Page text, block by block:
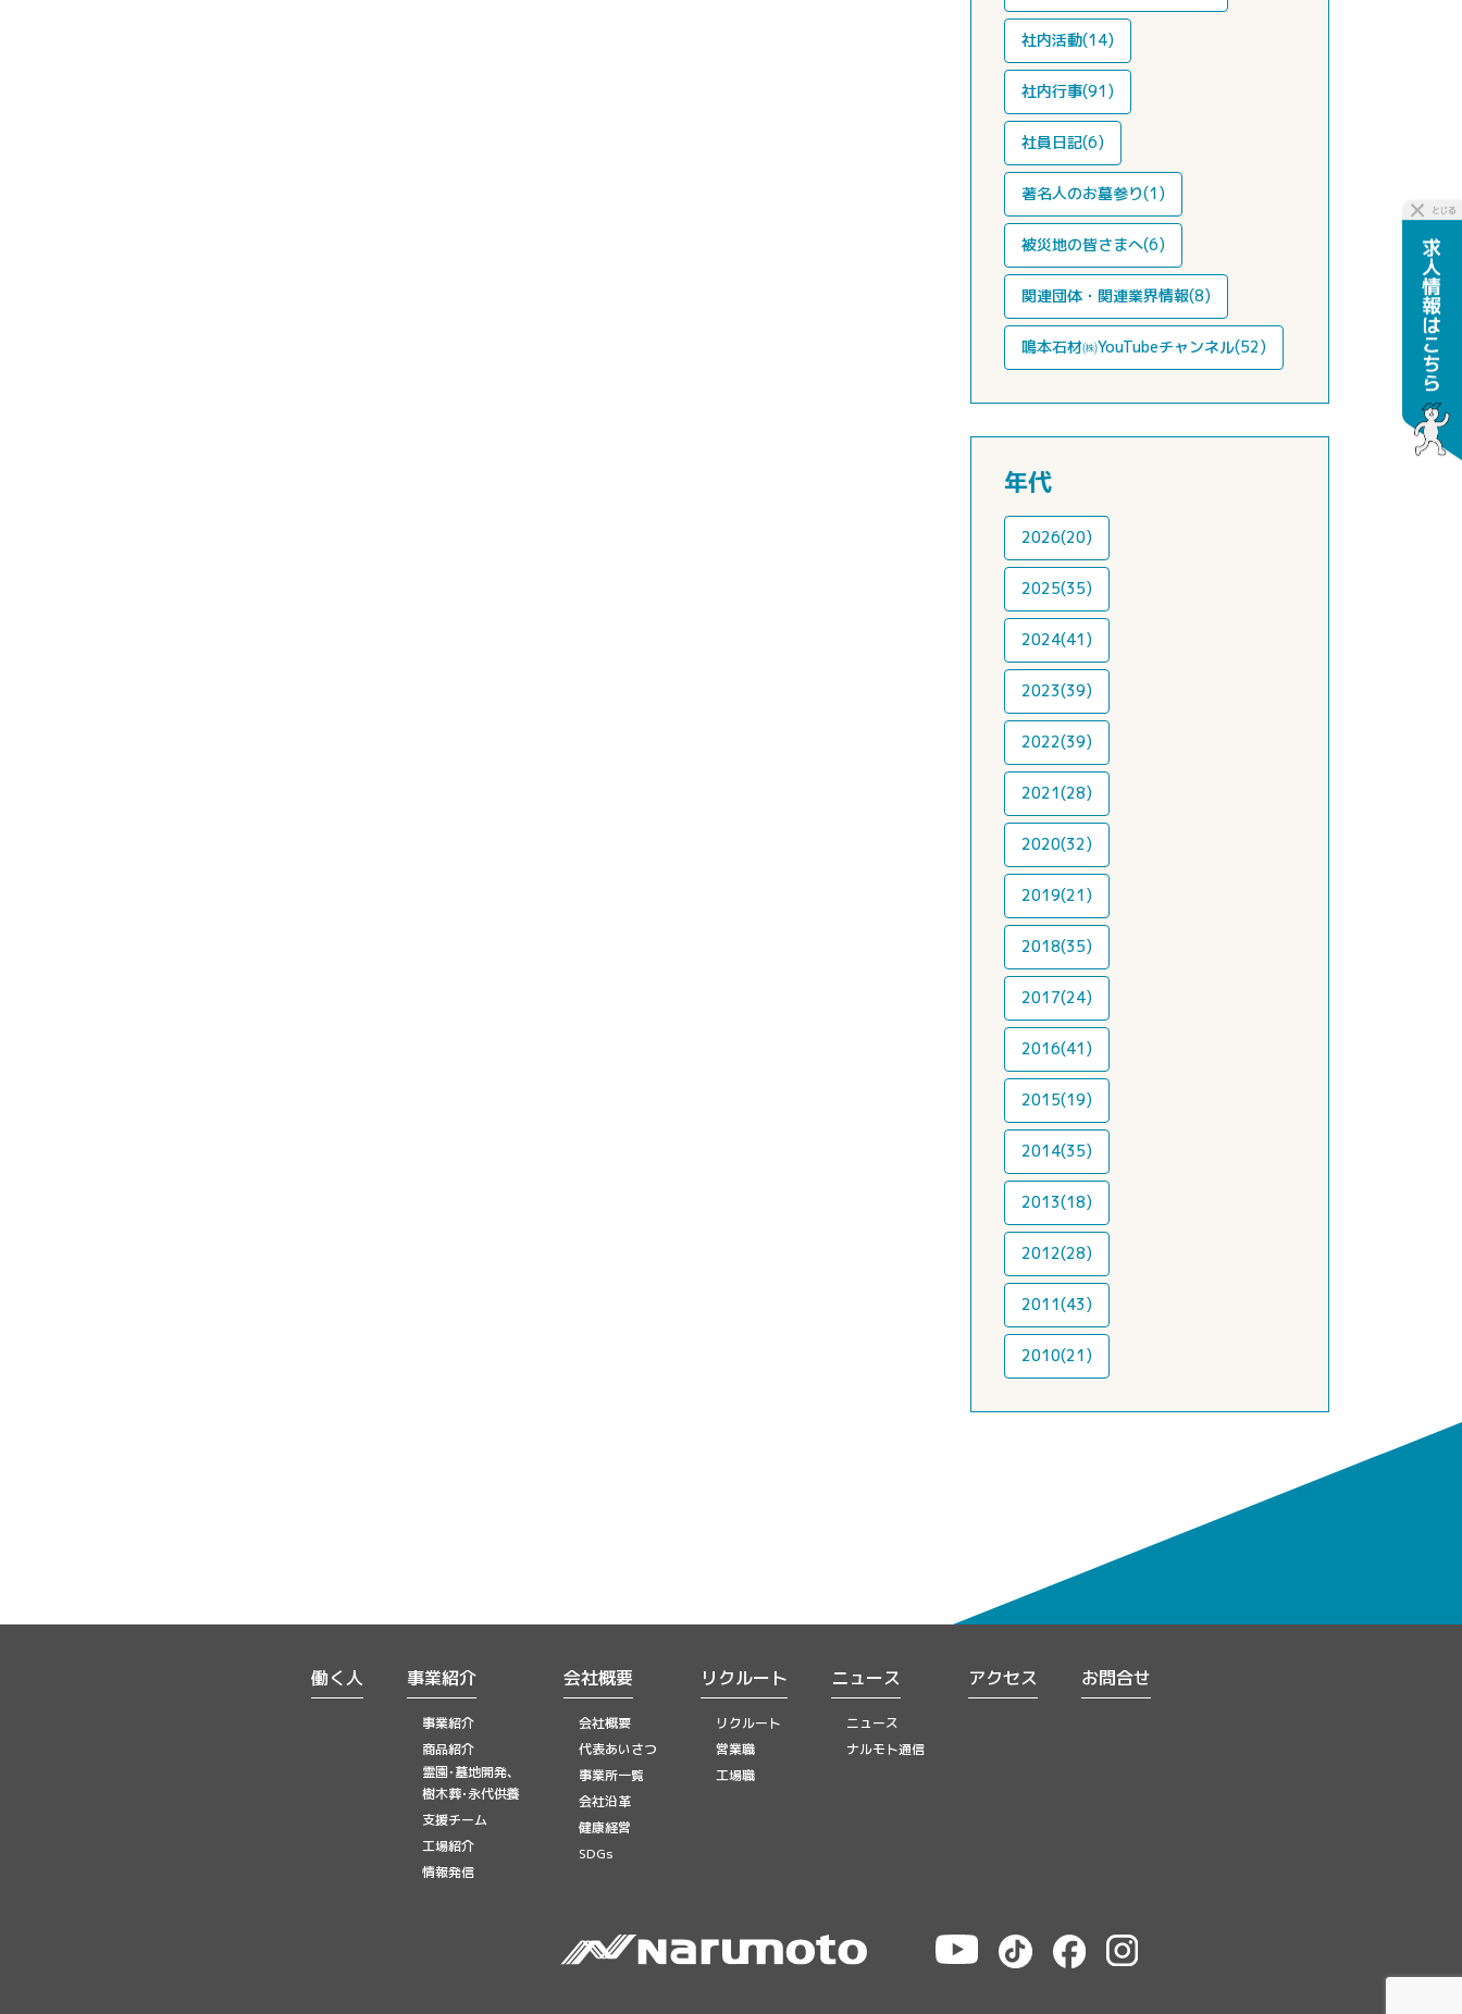
社内活動(14)
社内行事(91)
社員日記(6)
著名人のお墓参り(1)
被災地の皆さまへ(6)
関連団体・関連業界情報(8)
鳴本石材㈱YouTubeチャンネル(52)
年代
2026(20)
2025(35)
2024(41)
2023(39)
2022(39)
2021(28)
2020(32)
2019(21)
2018(35)
2017(24)
2016(41)
2015(19)
2014(35)
2013(18)
2012(28)
2011(43)
2010(21)
働く人 事業紹介
事業紹介
商品紹介
霊園･墓地開発、
樹木葬･永代供養
支援チーム
工場紹介
情報発信
会社概要
会社概要
代表あいさつ
事業所一覧
会社沿革
健康経営
SDGs
リクルート
リクルート
営業職
工場職
ニュース
ニュース
ナルモト通信
アクセス お問合せ